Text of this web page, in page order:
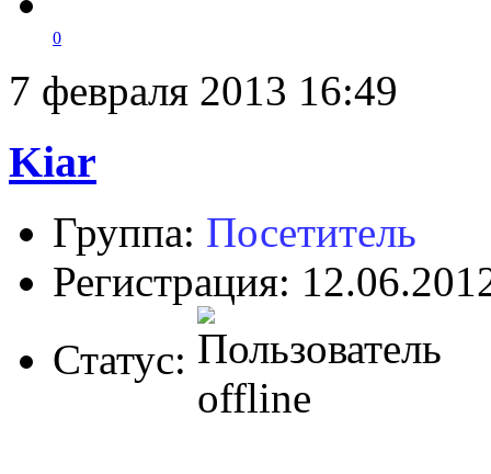
0
7 февраля 2013 16:49
Kiar
Группа: Посетитель
Регистрация:
Статус: